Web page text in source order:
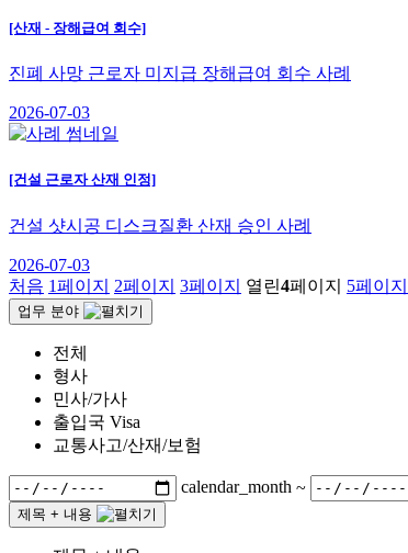
[산재 - 장해급여 회수]
진폐 사망 근로자 미지급 장해급여 회수 사례
2026-07-03
[건설 근로자 산재 인정]
건설 샷시공 디스크질환 산재 승인 사례
2026-07-03
처음 1페이지 2페이지 3페이지 열린4페이지 5페이지
업무 분야
전체
형사
민사/가사
출입국 Visa
교통사고/산재/보험
calendar_month ~
제목 + 내용